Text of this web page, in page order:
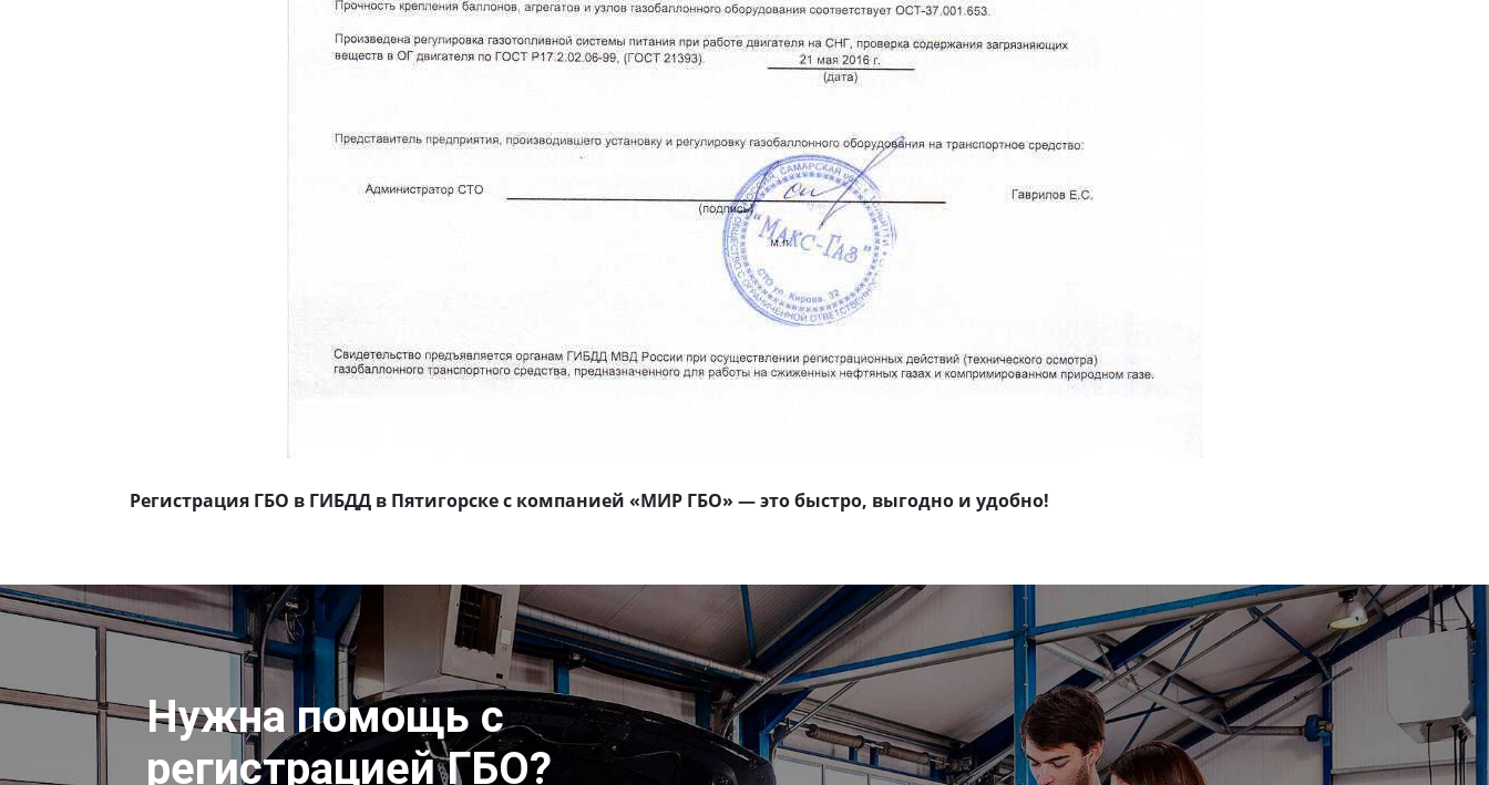
Регистрация ГБО в ГИБДД в Пятигорске с компанией «МИР ГБО» — это быстро, выгодно и удобно!
Нужна помощь с
регистрацией ГБО?